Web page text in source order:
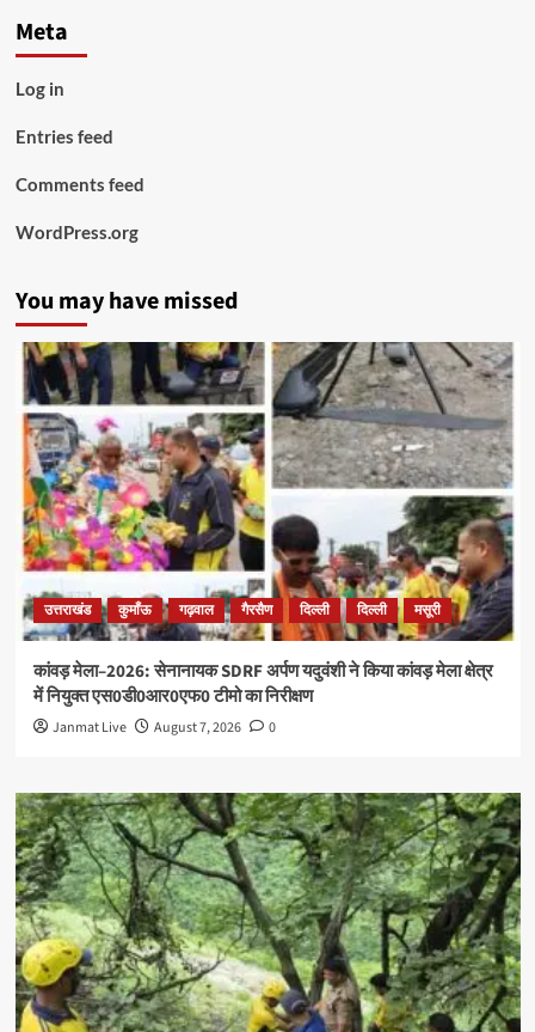
Meta
Log in
Entries feed
Comments feed
WordPress.org
You may have missed
उत्तराखंड कुमाँऊ गढ़वाल गैरसैण दिल्ली दिल्ली मसूरी
कांवड़ मेला–2026: सेनानायक SDRF अर्पण यदुवंशी ने किया कांवड़ मेला क्षेत्र
में नियुक्त एस0डी0आर0एफ0 टीमो का निरीक्षण
Janmat Live August 7, 2026 0